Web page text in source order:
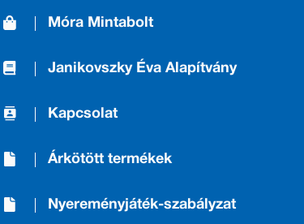
Móra Mintabolt
Janikovszky Éva Alapítvány
Kapcsolat
Árkötött termékek
Nyereményjáték-szabályzat